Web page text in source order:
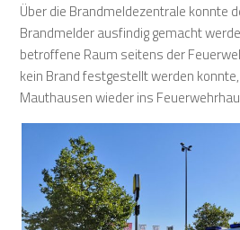
Über die Brandmeldezentrale konnte
Brandmelder ausfindig gemacht
betroffene Raum seitens der
kein Brand festgestellt werden
Mauthausen wieder ins